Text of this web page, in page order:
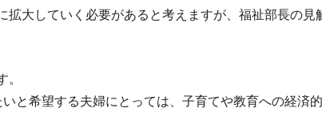
大していく必要があると考えますが、福祉部長の見
。
と希望する夫婦にとっては、子育てや教育への経済